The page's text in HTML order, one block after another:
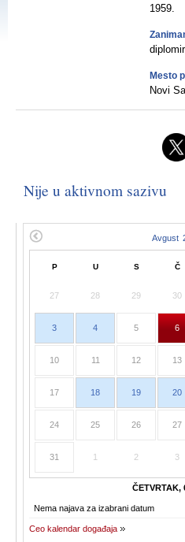
1959.
Mesto
Novi
Nije u aktivnom sazivu
P U S Č
27 28 29 30
3 4 5 6
10 11 12 13
17 18 19 20
24 25 26 27
31 1 2 3
ČETVRTAK,
Nema najava za izabrani datum
Ceo kalendar događaja